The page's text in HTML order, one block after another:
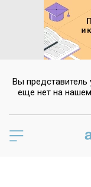
Вы представитель
еще нет на